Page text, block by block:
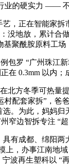
业的硬实力 ——
正在智能家拆
没地放，累计合
聚酰胺原料工场
罗 “广州珠江新
在 0.3mm 以内；
方冬季可热量提
村配套家拆”，
。为此，妈妈
窄边智拆专注 “
成都、绵阳两
上，办事江南地
波再生塑科以 “